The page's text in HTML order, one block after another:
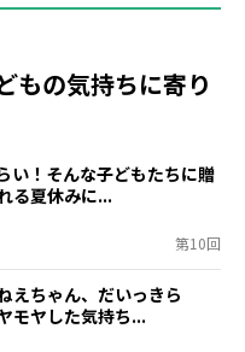
もの気持ちに寄り
い！そんな子どもたちに贈
る夏休みに...
第10回
えちゃん、だいっきら
モヤした気持ち...